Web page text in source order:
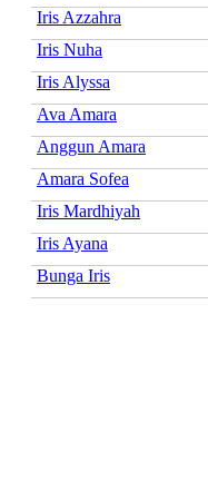
Iris Azzahra
Iris Nuha
Iris Alyssa
Ava Amara
Anggun Amara
Amara Sofea
Iris Mardhiyah
Iris Ayana
Bunga Iris